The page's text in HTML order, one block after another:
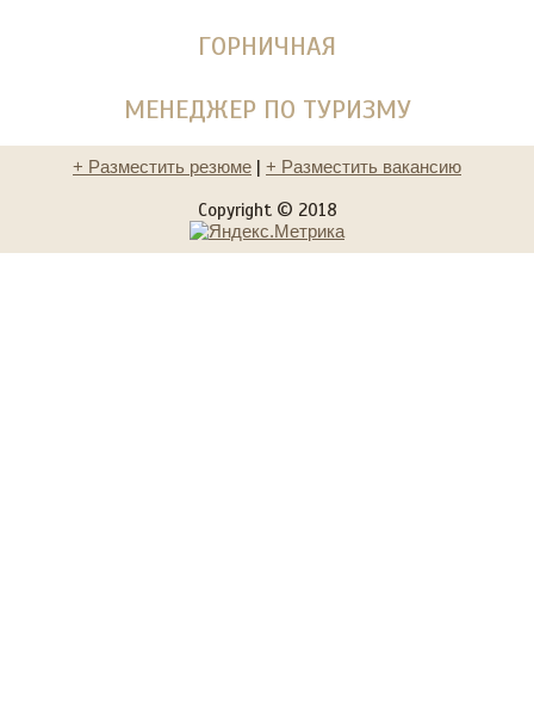
ГОРНИЧНАЯ
МЕНЕДЖЕР ПО ТУРИЗМУ
+ Разместить резюме | + Разместить вакансию
Copyright © 2018